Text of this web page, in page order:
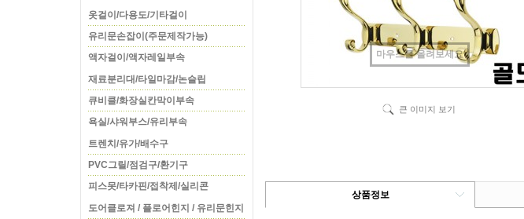
옷걸이/다용도/기타걸이
유리문손잡이(주문제작가능)
액자걸이/액자레일부속
재료분리대/타일마감/논슬립
큐비클/화장실칸막이부속
욕실/샤워부스/유리부속
트렌치/유가/배수구
PVC그릴/점검구/환기구
피스못/타카핀/접착제/실리콘
도어클로져 / 플로어힌지 / 유리문힌지
마우스를 올려보세요
큰 이미지 보기
상품정보